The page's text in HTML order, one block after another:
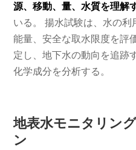
源、移動、量、水質を理解
いる。 揚水試験は、水の
能量、安全な取水限度を評
定し、地下水の動向を追跡
化学成分を分析する。
地表水モニタリン
ン